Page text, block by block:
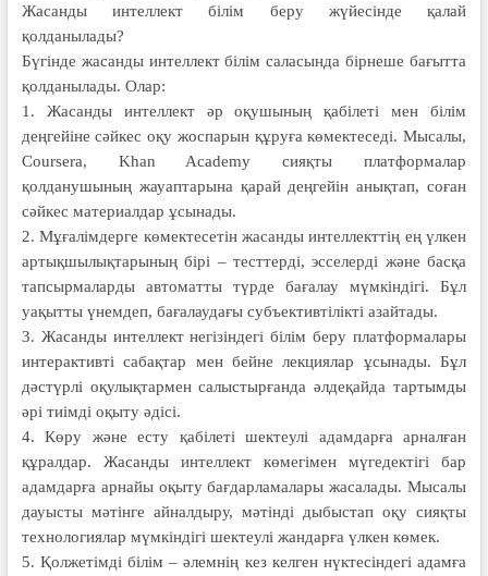
Жасанды интеллект білім беру жүйесінде қалай
қолданылады?
Бүгінде жасанды интеллект білім саласында бірнеше бағытта
қолданылады. Олар:
1. Жасанды интеллект әр оқушының қабілеті мен білім
деңгейіне сәйкес оқу жоспарын құруға көмектеседі. Мысалы,
Coursera, Kh­an Academy сияқты платформалар
қолданушының жауаптарына қарай деңгейін анықтап, соған
сәйкес материалдар ұсынады.
2. Мұғалімдерге көмектесетін жасанды интеллекттің ең үлкен
артықшылықтарының бірі – тесттерді, эсселерді және басқа
тапсырмаларды автоматты түрде бағалау мүмкіндігі. Бұл
уақытты үнемдеп, бағалаудағы субъективтілікті азайтады.
3. Жасанды интеллект негізіндегі білім беру платформалары
интерактивті сабақтар мен бейне лекциялар ұсынады. Бұл
дәстүрлі оқулықтармен салыстырғанда әлдеқайда тартымды
әрі тиімді оқыту әдісі.
4. Көру және есту қабілеті шектеулі адамдарға арналған
құралдар. Жасанды интеллект көмегімен мүгедектігі бар
адамдарға арнайы оқыту бағдарламалары жасалады. Мысалы
дауысты мәтінге айналдыру, мәтінді дыбыстап оқу сияқты
технологиялар мүмкіндігі шектеулі жандарға үлкен көмек.
5. Қолжетімді білім – әлемнің кез келген нүктесіндегі адамға